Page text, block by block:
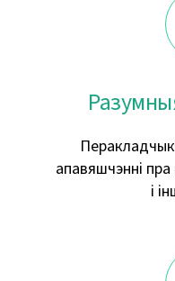
апавяшчэнні
і